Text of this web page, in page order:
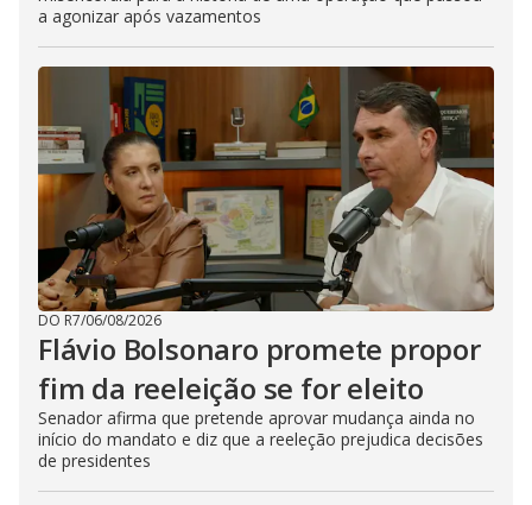
a agonizar após vazamentos
DO R7/06/08/2026
Flávio Bolsonaro promete propor
fim da reeleição se for eleito
Senador afirma que pretende aprovar mudança ainda no
início do mandato e diz que a reeleção prejudica decisões
de presidentes